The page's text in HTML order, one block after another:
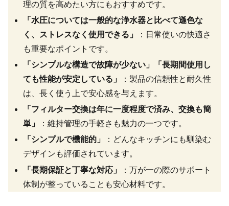
理の質を高めたい方にもおすすめです。
「水圧については一般的な浄水器と比べて遜色な
く、ストレスなく使用できる」
：日常使いの快適さ
も重要なポイントです。
「シンプルな構造で故障が少ない」「長期間使用し
ても性能が安定している」
：製品の信頼性と耐久性
は、長く使う上で安心感を与えます。
「フィルター交換は年に一度程度で済み、交換も簡
単」
：維持管理の手軽さも魅力の一つです。
「シンプルで機能的」
：どんなキッチンにも馴染む
デザインも評価されています。
「長期保証と丁寧な対応」
：万が一の際のサポート
体制が整っていることも安心材料です。